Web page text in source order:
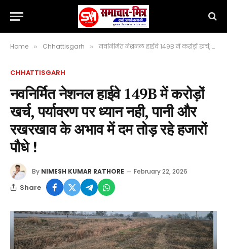
Home » Chhattisgarh » नवनिर्मित नेशनल हाईवे 149B में करोड़ों खर्च, पर्यावरण पर ध्यान नही, पानी और रखरखाव के अभाव में दम तोड़ रहे हजारों पौधे !
CHHATTISGARH
नवनिर्मित नेशनल हाईवे 149B में करोड़ों
खर्च, पर्यावरण पर ध्यान नही, पानी और
रखरखाव के अभाव में दम तोड़ रहे हजारों
पौधे !
By NIMESH KUMAR RATHORE February 22, 2026
Share